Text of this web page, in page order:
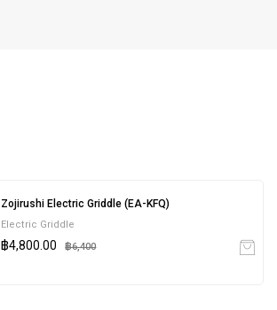
Zojirushi Electric Griddle (EA-KFQ)
Electric Griddle
฿4,800.00 ฿6,400